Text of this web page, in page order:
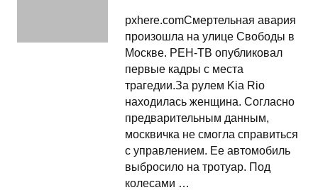
pxhere.comСмертельная авария
произошла на улице Свободы в
Москве. РЕН-ТВ опубликовал
первые кадры с места
трагедии.За рулем Kia Rio
находилась женщина. Согласно
предварительным данным,
москвичка не смогла справиться
с управлением. Ее автомобиль
выбросило на тротуар. Под
колесами …